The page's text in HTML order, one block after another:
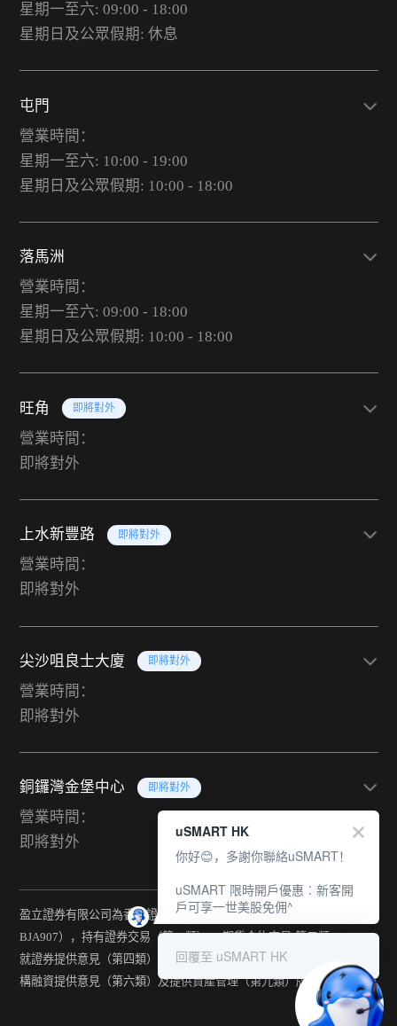
星期一至六: 09:00 - 18:00
星期日及公眾假期: 休息
屯門
營業時間：
星期一至六: 10:00 - 19:00
星期日及公眾假期: 10:00 - 18:00
落馬洲
營業時間：
星期一至六: 09:00 - 18:00
星期日及公眾假期: 10:00 - 18:00
旺角 即將對外
營業時間：
即將對外
上水新豐路 即將對外
營業時間：
即將對外
尖沙咀良士大廈 即將對外
營業時間：
即將對外
銅鑼灣金堡中心 即將對外
營業時間：
即將對外
盈立證券有限公司為香港證監會持牌法團（中央編號：
BJA907），持有證券交易（第一類） 、期貨合約交易(第二類) 、
就證券提供意見（第四類） 、就期貨合約提供意見(第五類) 、就機
構融資提供意見（第六類）及提供資產管理（第九類）牌照。
uSMART HK
你好😊，多謝你聯絡uSMART！
uSMART 限時開戶優惠︰新客開
戶可享一世美股免佣^
回覆至 uSMART HK